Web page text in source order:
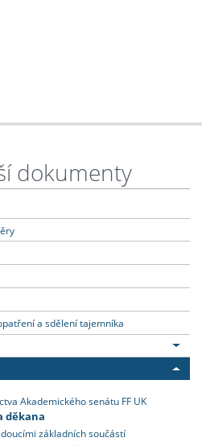
dokumenty
a sdělení tajemníka
Akademického senátu FF UK
děkana
základních součástí